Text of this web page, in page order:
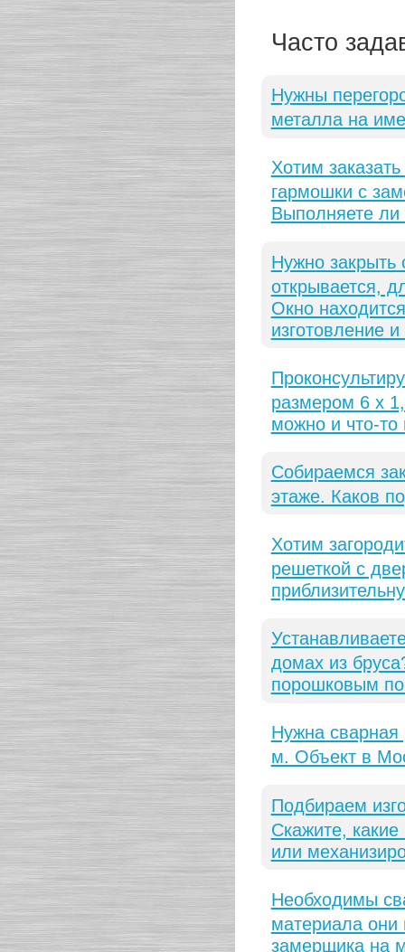
Часто
Нужны
металла на
Хотим
гармошки с
Выполняете ли
Нужно закрыть
открывается,
Окно
изготовление
размером 6 х
можно и что-
Собираемся
этаже. Каков
Хотим
решеткой с
домах из
порошковым
Нужна
м. Объект в
Подбираем
Скажите, какие
или
Необходимы
материала они
замерщика на